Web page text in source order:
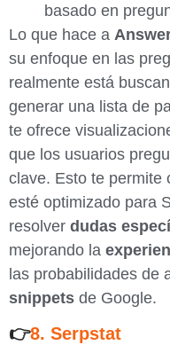
basado en
Lo que hace a
su enfoque en las
realmente está
generar una lista de
te ofrece
que los usuarios
clave. Esto te permite
esté optimizado para
resolver dudas
mejorando la
las probabilidades de
snippets de Google.
👉8. Serpstat